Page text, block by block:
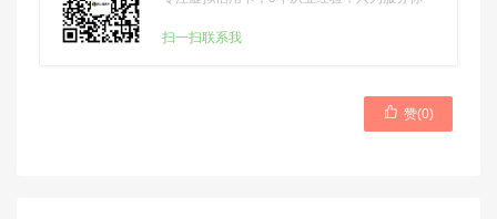
扫一扫联系我
 赞(0)